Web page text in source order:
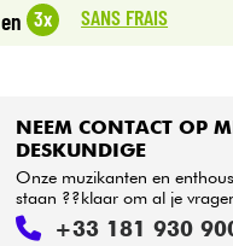
en 3x SANS FRAIS
NEEM CONTACT OP
DESKUNDIGE
Onze muzikanten en
staan ??klaar om al je
+33 181 930